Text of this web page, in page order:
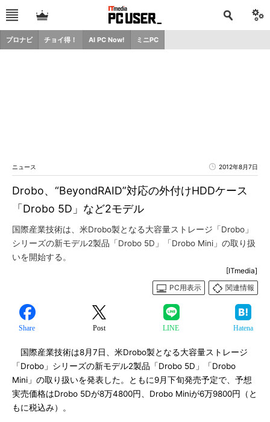
プロナビ チョイ得！ AI PC Now! ミニPC
ニュース 2012年8月7日
Drobo、“BeyondRAID”対応の外付けHDDケース
「Drobo 5D」など2モデル
国際産業技術は、米Drobo製となる大容量ストレージ「Drobo」
シリーズの新モデル2製品「Drobo 5D」「Drobo Mini」の取り扱
いを開始する。
[ITmedia]
PC用表示
関連情報
Share Post LINE Hatena
国際産業技術は8月7日、米Drobo製となる大容量ストレージ
「Drobo」シリーズの新モデル2製品「Drobo 5D」「Drobo
Mini」の取り扱いを発表した。ともに9月下旬発売予定で、予想
実売価格はDrobo 5Dが8万4800円、Drobo Miniが6万9800円（と
もに税込み）。